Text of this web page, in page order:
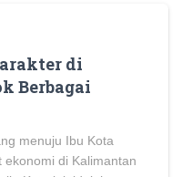
di
Berbagai
menuju Ibu Kota
di Kalimantan